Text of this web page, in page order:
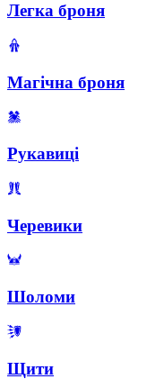
Легка броня
Магічна броня
Рукавиці
Черевики
Шоломи
Щити